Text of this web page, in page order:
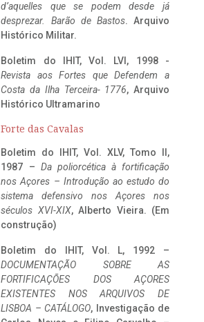
d’aquelles que se podem desde já
desprezar. Barão de Bastos. Arquivo
Histórico Militar.
Boletim do IHIT, Vol. LVI, 1998 -
Revista aos Fortes que Defendem a
Costa da Ilha Terceira- 1776, Arquivo
Histórico Ultramarino
Forte das Cavalas
Boletim do IHIT, Vol. XLV, Tomo II,
1987 – Da poliorcética à fortificação
nos Açores – Introdução ao estudo do
sistema defensivo nos Açores nos
séculos XVI-XIX, Alberto Vieira. (Em
construção)
Boletim do IHIT, Vol. L, 1992 –
DOCUMENTAÇÃO SOBRE AS
FORTIFICAÇÕES DOS AÇORES
EXISTENTES NOS ARQUIVOS DE
LISBOA – CATÁLOGO, Investigação de